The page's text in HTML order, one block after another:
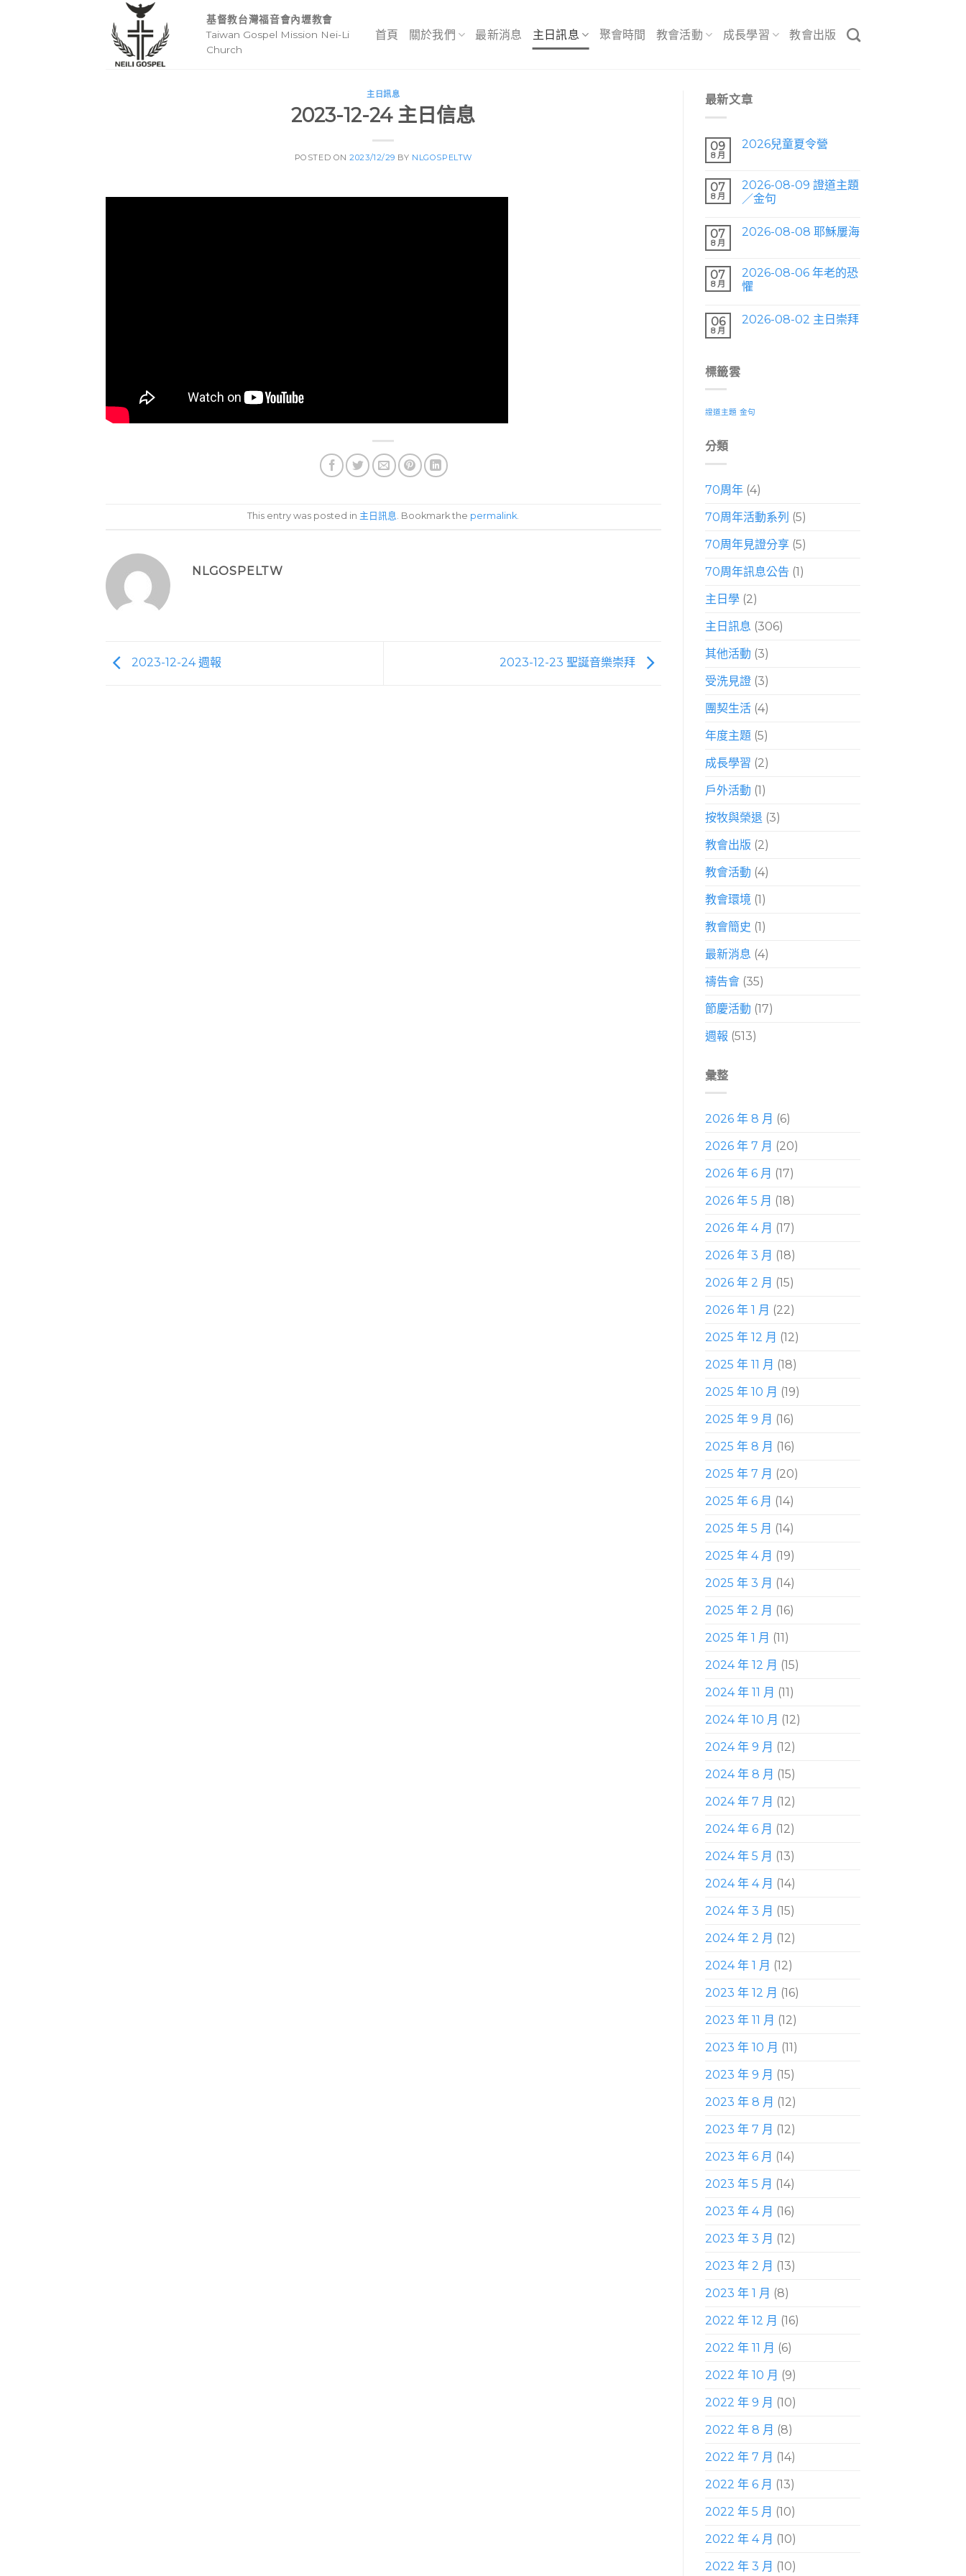
基督教台灣福音會內壢教會
Taiwan Gospel Mission Nei-Li
Church
首頁 關於我們 最新消息 主日訊息 聚會時間 教會活動 成長學習 教會出版
主日訊息
2023-12-24 主日信息
POSTED ON2023/12/29 BY NLGOSPELTW
This entry was posted in 主日訊息. Bookmark the permalink.
NLGOSPELTW
2023-12-24 週報 2023-12-23 聖誕音樂崇拜
最新文章
09
8 月
2026兒童夏令營
07
8 月
2026-08-09 證道主題
／金句
07
8 月
2026-08-08 耶穌屢海
07
8 月
2026-08-06 年老的恐
懼
06
8 月
2026-08-02 主日崇拜
標籤雲
證道主題 金句
分類
70周年(4)
70周年活動系列 (5)
70周年見證分享(5)
70周年訊息公告 (1)
主日學(2)
主日訊息 (306)
其他活動 (3)
受洗見證(3)
團契生活(4)
年度主題(5)
成長學習 (2)
戶外活動 (1)
按牧與榮退 (3)
教會出版 (2)
教會活動 (4)
教會環境 (1)
教會簡史 (1)
最新消息 (4)
禱告會(35)
節慶活動 (17)
週報 (513)
彙整
2026 年 8 月 (6)
2026 年 7 月 (20)
2026 年 6 月 (17)
2026 年 5 月 (18)
2026 年 4 月 (17)
2026 年 3 月 (18)
2026 年 2 月 (15)
2026 年 1 月 (22)
2025 年 12 月 (12)
2025 年 11 月 (18)
2025 年 10 月 (19)
2025 年 9 月 (16)
2025 年 8 月 (16)
2025 年 7 月 (20)
2025 年 6 月 (14)
2025 年 5 月 (14)
2025 年 4 月 (19)
2025 年 3 月 (14)
2025 年 2 月 (16)
2025 年 1 月 (11)
2024 年 12 月 (15)
2024 年 11 月 (11)
2024 年 10 月 (12)
2024 年 9 月 (12)
2024 年 8 月 (15)
2024 年 7 月 (12)
2024 年 6 月 (12)
2024 年 5 月 (13)
2024 年 4 月 (14)
2024 年 3 月 (15)
2024 年 2 月 (12)
2024 年 1 月 (12)
2023 年 12 月 (16)
2023 年 11 月 (12)
2023 年 10 月 (11)
2023 年 9 月 (15)
2023 年 8 月 (12)
2023 年 7 月 (12)
2023 年 6 月 (14)
2023 年 5 月 (14)
2023 年 4 月 (16)
2023 年 3 月 (12)
2023 年 2 月 (13)
2023 年 1 月 (8)
2022 年 12 月 (16)
2022 年 11 月 (6)
2022 年 10 月 (9)
2022 年 9 月 (10)
2022 年 8 月 (8)
2022 年 7 月 (14)
2022 年 6 月 (13)
2022 年 5 月 (10)
2022 年 4 月 (10)
2022 年 3 月 (10)